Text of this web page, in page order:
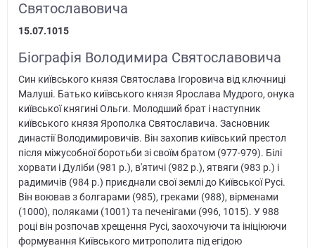
Святославовича
15.07.1015
Біографія Володимира Святославовича
Син київського князя Святослава Ігоровича від ключниці
Малуші. Батько київського князя Ярослава Мудрого, онука
київської княгині Ольги. Молодший брат і наступник
київського князя Ярополка Святославича. Засновник
династії Володимировичів. Він захопив київський престол
після міжусобної боротьби зі своїм братом (977-979). Білі
хорвати і Дуліби (981 р.), в'ятичі (982 р.), ятвяги (983 р.) і
радимичів (984 р.) приєднали свої землі до Київської Русі.
Він воював з болгарами (985), греками (988), вірменами
(1000), поляками (1001) та печенігами (996, 1015). У 988
році він розпочав хрещення Русі, заохочуючи та ініціюючи
формування Київського митрополита під егідою